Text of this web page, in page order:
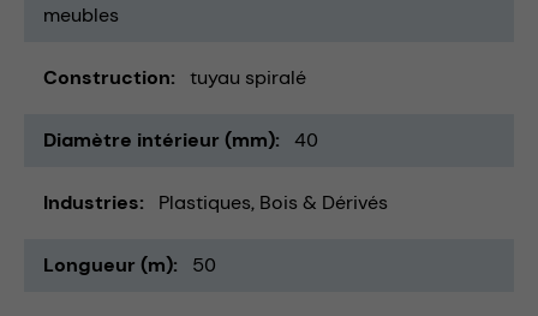
meubles
Construction tuyau spiralé
Diamètre intérieur (mm) 40
Industries Plastiques Bois & Dérivés
Longueur (m) 50